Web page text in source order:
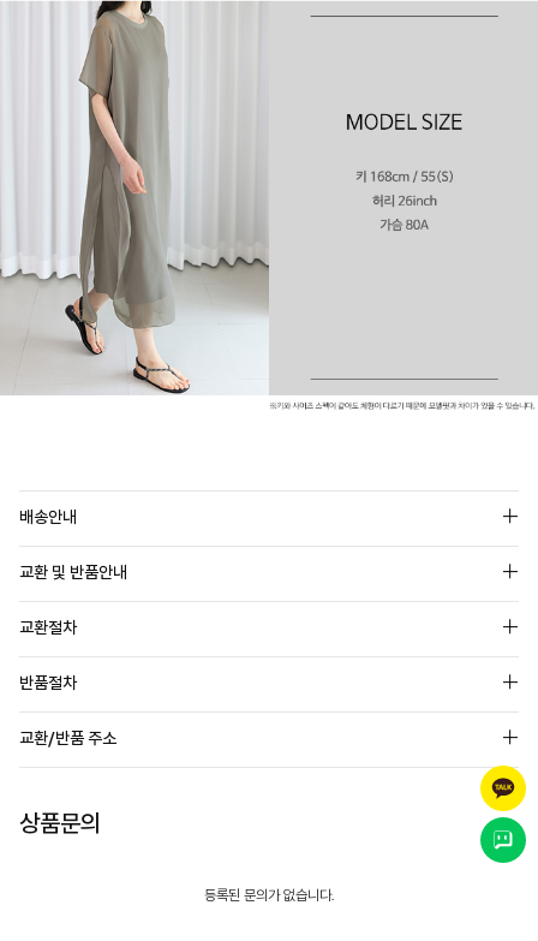
배송안내
교환 및 반품안내
교환절차
반품절차
교환/반품 주소
상품문의
등록된 문의가 없습니다.